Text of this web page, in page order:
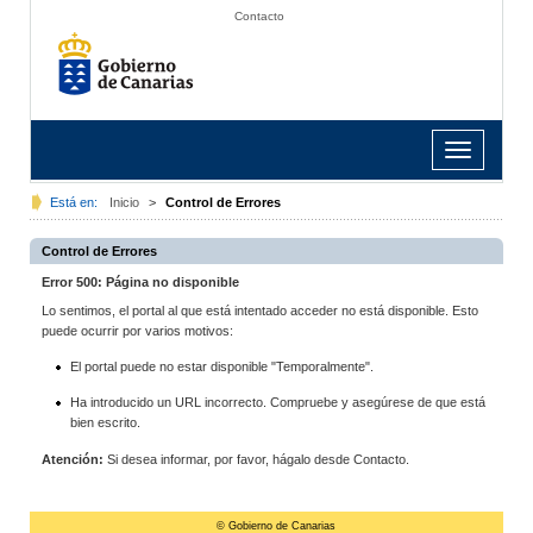
Contacto
Toggle
navigation
Está en: Inicio > Control de Errores
Control de Errores
Error 500: Página no disponible
Lo sentimos, el portal al que está intentado acceder no está disponible. Esto
puede ocurrir por varios motivos:
El portal puede no estar disponible "Temporalmente".
Ha introducido un URL incorrecto. Compruebe y asegúrese de que está
bien escrito.
Atención: Si desea informar, por favor, hágalo desde Contacto.
© Gobierno de Canarias